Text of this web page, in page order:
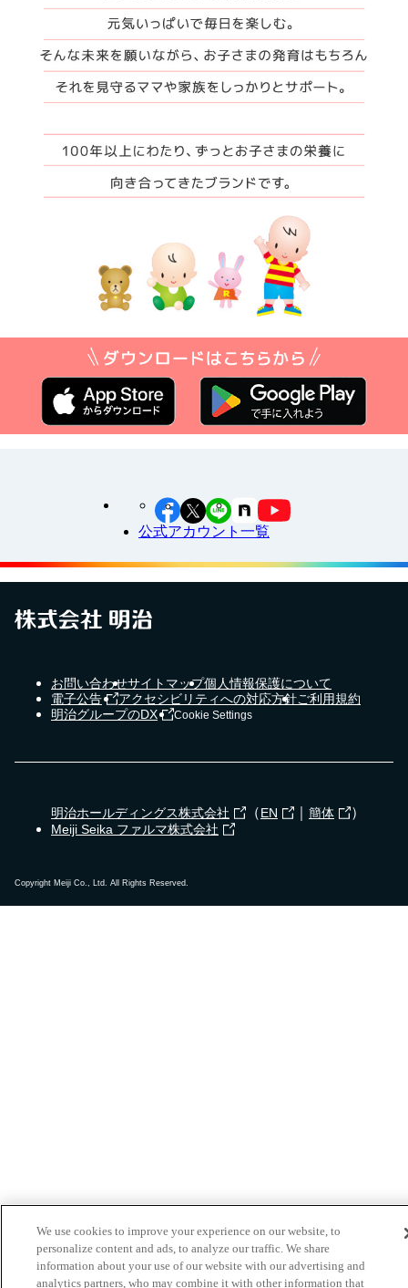
公式アカウント一覧
お問い合わせサイトマップ個人情報保護について
電子公告
アクセシビリティへの対応方針ご利用規約
明治グループのDX
Cookie Settings
明治ホールディングス株式会社 （EN 簡体 ）
Meiji Seika ファルマ株式会社
Copyright Meiji Co., Ltd. All Rights Reserved.
We use cookies to improve your experience on our website, to
personalize content and ads, to analyze our traffic. We share
information about your use of our website with our advertising and
analytics partners, who may combine it with other information that